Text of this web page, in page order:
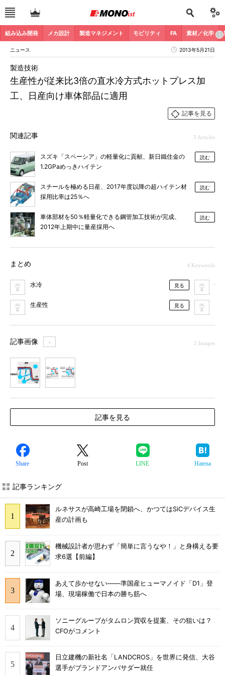
組み込み開発 メカ設計 製造マネジメント モビリティ FA 素材／化学
ニュース 2013年5月21日
生産性が従来比3倍の直水冷方式ホットプレス加
工、日産向け車体部品に適用
製造技術
記事を見る
関連記事 3 Articles
スズキ「スペーシア」の軽量化に貢献、新日鐵住金の
1.2GPaめっきハイテン
読む
スチールを極める日産、2017年度以降の超ハイテン材
採用比率は25％へ
読む
車体部材を50％軽量化できる鋼管加工技術が完成、
2012年上期中に量産採用へ
読む
まとめ 4 Keywords
水冷 見る
生産性 見る
金
記事画像 ＋ 2 Images
記事を見る
Share Post LINE Hatena
記事ランキング
ルネサスが高崎工場を閉鎖へ、かつてはSiCデバイス生
産の計画も
機械設計者が思わず「簡単に言うなや！」と身構える要
求6選【前編】
あえて歩かせない――準国産ヒューマノイド「D1」登
場、現場稼働で日本の勝ち筋へ
ソニーグループがタムロン買収を提案、その狙いは？
CFOがコメント
日立建機の新社名「LANDCROS」を世界に発信、大谷
選手がブランドアンバサダー就任